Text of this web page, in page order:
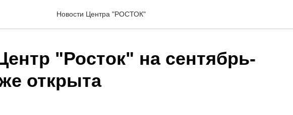
Новости Центра "РОСТОК"
"Росток" на сентябрь-
открыта